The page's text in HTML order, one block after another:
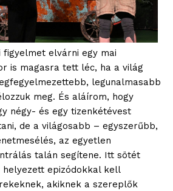
figyelmet elvárni egy mai
is magasra tett léc, ha a világ
legunalmasabb
meg. És aláírom, hogy
négy- és egy tizenkétévest
de a világosabb – egyszerűbb,
az egyetlen
talán segítene. Itt sötét
epizódokkal kell
akiknek a szereplők